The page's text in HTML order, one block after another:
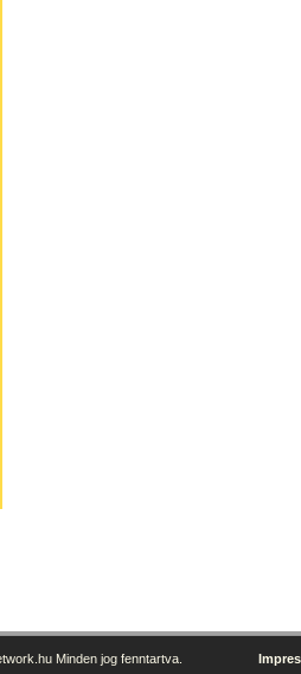
Minden jog fenntartva.